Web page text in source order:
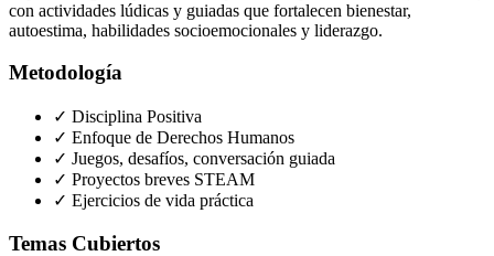
con actividades lúdicas y guiadas que fortalecen bienestar,
autoestima, habilidades socioemocionales y liderazgo.
Metodología
✓ Disciplina Positiva
✓ Enfoque de Derechos Humanos
✓ Juegos, desafíos, conversación guiada
✓ Proyectos breves STEAM
✓ Ejercicios de vida práctica
Temas Cubiertos